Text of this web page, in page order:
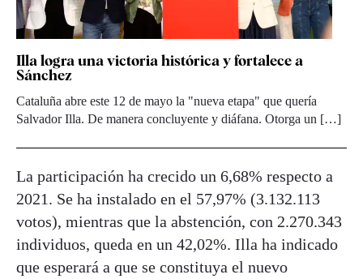
Illa logra una victoria histórica y fortalece a
Sánchez
Cataluña abre este 12 de mayo la "nueva etapa" que quería
Salvador Illa. De manera concluyente y diáfana. Otorga un […]
La participación ha crecido un 6,68% respecto a
2021. Se ha instalado en el 57,97% (3.132.113
votos), mientras que la abstención, con 2.270.343
individuos, queda en un 42,02%. Illa ha indicado
que esperará a que se constituya el nuevo